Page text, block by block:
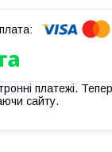
платежі.
сайту.